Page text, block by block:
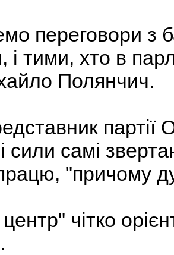
переговори з
і тими, хто в
Полянчич.
партії
сили самі
"причому
чітко